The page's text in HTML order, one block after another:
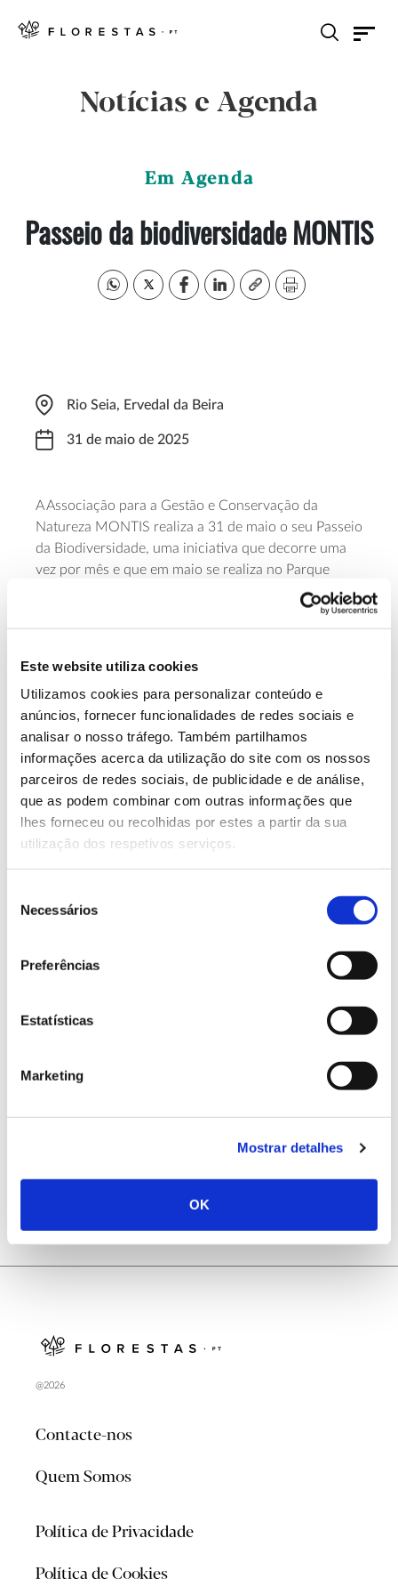
Este website utiliza cookies
Utilizamos cookies para personalizar conteúdo e
anúncios, fornecer funcionalidades de redes sociais e
analisar o nosso tráfego. Também partilhamos
informações acerca da utilização do site com os nossos
parceiros de redes sociais, de publicidade e de análise,
que as podem combinar com outras informações que
lhes forneceu ou recolhidas por estes a partir da sua
utilização dos respetivos serviços.
Necessários
Preferências
Estatísticas
Marketing
Mostrar detalhes
OK
Notícias e Agenda
Em Agenda
Passeio da biodiversidade MONTIS
Rio Seia, Ervedal da Beira
31 de maio de 2025
A Associação para a Gestão e Conservação da
Natureza MONTIS realiza a 31 de maio o seu Passeio
da Biodiversidade, uma iniciativa que decorre uma
vez por mês e que em maio se realiza no Parque
Natural Local Vouga Caramulo. O passeio decorre de
manhã (09:30-13:00) e permite descobrir os
loendros do Cambarinho. As inscrições podem ser
Saiba mais
13.07.2026
Genoma do priolo e de outras espécies em risco:
conhecer para conservar
02.07.2026
Registar galhas de Trichi em acácia-das-espigas:
cidadãos chamados a ajudar
no verão 2026
@2026
Contacte-nos
Quem Somos
Política de Privacidade
Política de Cookies